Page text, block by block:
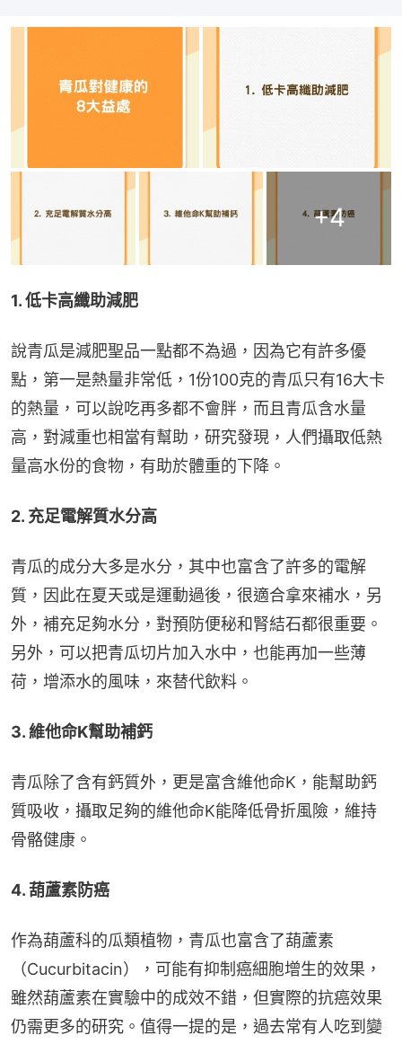
+4
1. 低卡高纖助減肥
說青瓜是減肥聖品一點都不為過，因為它有許多優
點，第一是熱量非常低，1份100克的青瓜只有16大卡
的熱量，可以說吃再多都不會胖，而且青瓜含水量
高，對減重也相當有幫助，研究發現，人們攝取低熱
量高水份的食物，有助於體重的下降。
2. 充足電解質水分高
青瓜的成分大多是水分，其中也富含了許多的電解
質，因此在夏天或是運動過後，很適合拿來補水，另
外，補充足夠水分，對預防便秘和腎結石都很重要。
另外，可以把青瓜切片加入水中，也能再加一些薄
荷，增添水的風味，來替代飲料。
3. 維他命K幫助補鈣
青瓜除了含有鈣質外，更是富含維他命K，能幫助鈣
質吸收，攝取足夠的維他命K能降低骨折風險，維持
骨骼健康。
4. 葫蘆素防癌
作為葫蘆科的瓜類植物，青瓜也富含了葫蘆素
（Cucurbitacin），可能有抑制癌細胞增生的效果，
雖然葫蘆素在實驗中的成效不錯，但實際的抗癌效果
仍需更多的研究。值得一提的是，過去常有人吃到變